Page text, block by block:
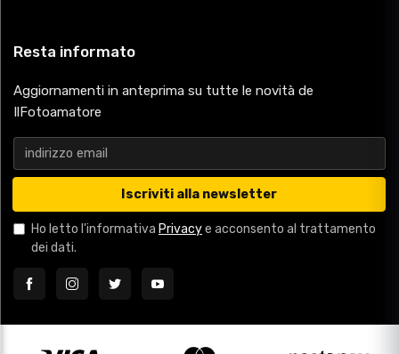
Resta informato
Aggiornamenti in anteprima su tutte le novità de
IlFotoamatore
Iscriviti alla newsletter
Ho letto l'informativa Privacye acconsento al trattamento
dei dati.